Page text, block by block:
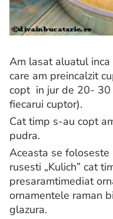
Am lasat aluatul
care am preincalzit
copt in jur de 20- 30
fiecarui cuptor).
Cat timp s-au copt
pudra.
Aceasta se foloseste
rusesti „Kulich” cat
presaramtimediat
ornamentele raman
glazura.